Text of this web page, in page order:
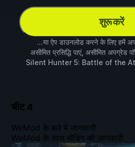
शुरू करें
...या ऐप डाउनलोड करने के लिए हमें
असीमित प्रसिद्धि पाएं, असीमित अपग्रेड
Silent Hunter 5: Battle of the
चीट 4
WeMod के बारे में जानकारी
WeMod के साथ मॉडिंग की जानकारी